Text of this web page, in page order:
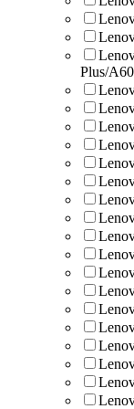
Plus/